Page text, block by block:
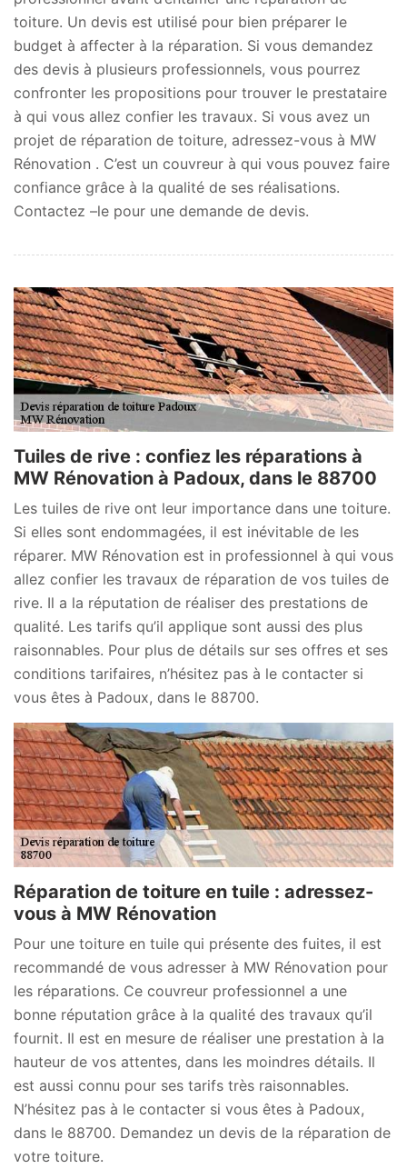
toiture. Un devis est utilisé pour bien préparer le
budget à affecter à la réparation. Si vous demandez
des devis à plusieurs professionnels, vous pourrez
confronter les propositions pour trouver le prestataire
à qui vous allez confier les travaux. Si vous avez un
projet de réparation de toiture, adressez-vous à MW
Rénovation . C’est un couvreur à qui vous pouvez faire
confiance grâce à la qualité de ses réalisations.
Contactez –le pour une demande de devis.
Tuiles de rive : confiez les réparations à
MW Rénovation à Padoux, dans le 88700
Les tuiles de rive ont leur importance dans une toiture.
Si elles sont endommagées, il est inévitable de les
réparer. MW Rénovation est in professionnel à qui vous
allez confier les travaux de réparation de vos tuiles de
rive. Il a la réputation de réaliser des prestations de
qualité. Les tarifs qu’il applique sont aussi des plus
raisonnables. Pour plus de détails sur ses offres et ses
conditions tarifaires, n’hésitez pas à le contacter si
vous êtes à Padoux, dans le 88700.
Réparation de toiture en tuile : adressez-
vous à MW Rénovation
Pour une toiture en tuile qui présente des fuites, il est
recommandé de vous adresser à MW Rénovation pour
les réparations. Ce couvreur professionnel a une
bonne réputation grâce à la qualité des travaux qu’il
fournit. Il est en mesure de réaliser une prestation à la
hauteur de vos attentes, dans les moindres détails. Il
est aussi connu pour ses tarifs très raisonnables.
N’hésitez pas à le contacter si vous êtes à Padoux,
dans le 88700. Demandez un devis de la réparation de
votre toiture.